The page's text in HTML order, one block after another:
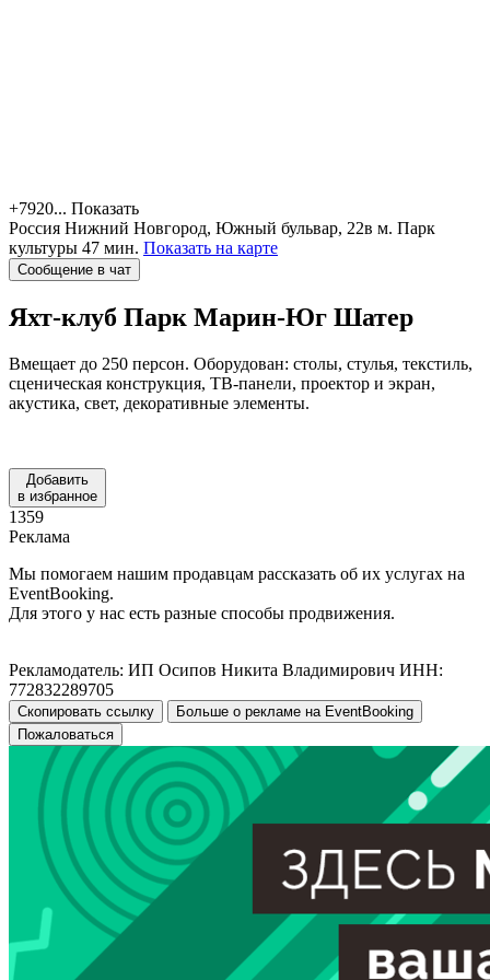
+7920... Показать
Россия Нижний Новгород, Южный бульвар, 22в м. Парк
культуры 47 мин. Показать на карте
Сообщение в чат
Яхт-клуб Парк Марин-Юг Шатер
Вмещает до 250 персон. Оборудован: столы, стулья, текстиль,
сценическая конструкция, ТВ-панели, проектор и экран,
акустика, свет, декоративные элементы.
Добавить
в избранное
1359
Реклама
Мы помогаем нашим продавцам рассказать об их услугах на
EventBooking.
Для этого у нас есть разные способы продвижения.
Рекламодатель: ИП Осипов Никита Владимирович ИНН:
772832289705
Скопировать ссылку
Больше о рекламе на EventBooking
Пожаловаться